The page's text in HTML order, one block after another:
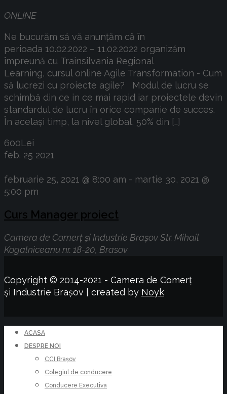
ONLINE
Ne bucurăm să vă anunțăm că în
perioada 10.02.2022 – 11.02.2022 organizăm
împreună cu Trainsilvania Regional
Learning, cursul online Agile Transformation - Cum
să lucrezi cu proiecte agile? Modul de lucru se
schimbă din ce in ce mai rapid iar proiectele devin
standardul de lucru în orice companie de succes.
În același timp, la nivel global, 50% din […]
600Lei
feb. 25 2021
februarie 25, 2021 @ 8:00 am - martie 30, 2021 @
5:00 pm
Curs Manager proiect
Camera de Comerț și Industrie BrașovStr. Mihail
Kogalniceanu nr. 18-20, Brasov
Copyright © 2014-2021 - Camera de Comerț
și Industrie Brașov | created by Noyk
ACASA
DESPRE NOI
CCI Brașov
Colegiul de conducere
Conducere Executiva